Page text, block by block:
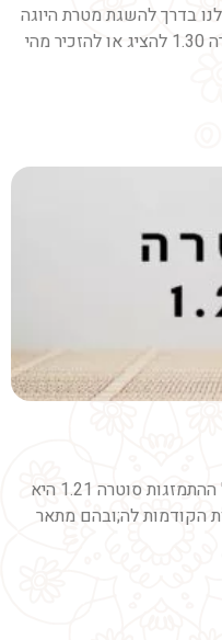
שלנו בדרך להשגת מטרת היוגה
ראוי רגע לפני שנתחיל לבאר את סוטרה 1.30 להציג או להזכיר מהי
סוטרה 1.21 מתארת מי יכול להגיע אל ההתמזגות סוטרה 1.21 היא
הקודמות לה;ובהם מתאר